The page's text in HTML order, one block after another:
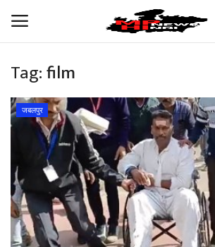
Login
अपना मध्य प्रदेश
ऑटोमोबाइल
बिजनेस
Tag:film
जबलपुर